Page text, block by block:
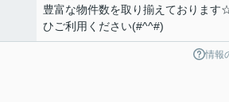
豊富な物件数を取り揃えております
ひご利用ください(#^^#)
情報